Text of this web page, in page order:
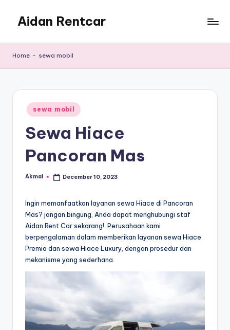
content
Aidan Rentcar
Murah
Home - sewa mobil
Posted
in
sewa mobil
Sewa Hiace
Pancoran Mas
Posted
Akmal December 10, 2023
Ingin memanfaatkan layanan sewa Hiace di Pancoran
Mas? jangan bingung, Anda dapat menghubungi staf
Aidan Rent Car sekarang!. Perusahaan kami
berpengalaman dalam memberikan layanan sewa Hiace
Premio dan sewa Hiace Luxury, dengan prosedur dan
mekanisme yang sederhana.